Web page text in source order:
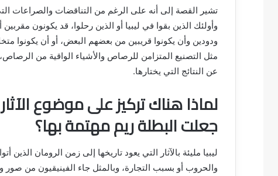
تشير القصة إلى أنه على الرغم من التناقضات والصراعات
وأولئك الذين بقوا في ليبيا أو الذين رحلوا، قد يكونون
ودودين وأن يكونوا قريبين من بعضهم البعض، أو أن يكونوا
مثل التصنيع المتزامن للرصاص والأشياء الواقية من
عن النتائج التي يختارها.
لماذا هناك تركيز على موضوع الآثار
جعلت البطلة ريم مهتمة بها؟
ليبيا مليئة بالآثار التي يعود تاريخها إلى زمن الرومان
والحروب أو بسبب التجارة، وبالمثل جاء الفينيقيون من صور